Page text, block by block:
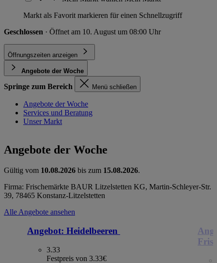
Markt als Favorit markieren für einen Schnellzugriff
Geschlossen · Öffnet am 10. August um 08:00 Uhr
Öffnungszeiten anzeigen
Angebote der Woche
Springe zum Bereich Menü schließen
Angebote der Woche
Services und Beratung
Unser Markt
Angebote der Woche
Gültig vom 10.08.2026 bis zum 15.08.2026.
Firma: Frischemärkte BAUR Litzelstetten KG, Martin-Schleyer-Str.
39, 78465 Konstanz-Litzelstetten
Alle Angebote ansehen
Angebot: Heidelbeeren
3.33
Festpreis von 3.33€